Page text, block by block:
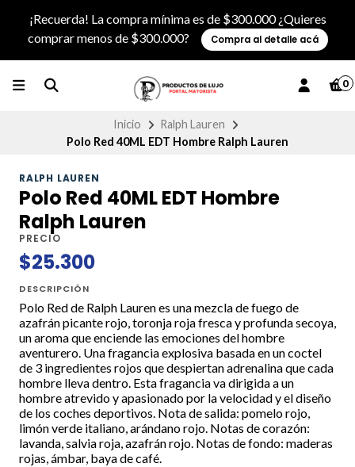
¡Recuerda! La compra mínima es de $300.000 ¿Quieres
comprar menos de $300.000?
Compra al detalle acá
0
Inicio
Ralph Lauren
Polo Red 40ML EDT Hombre Ralph Lauren
RALPH LAUREN
Polo Red 40ML EDT Hombre
Ralph Lauren
PRECIO
$25.300
DESCRIPCIÓN
Polo Red de Ralph Lauren es una mezcla de fuego de
azafrán picante rojo, toronja roja fresca y profunda secoya,
un aroma que enciende las emociones del hombre
aventurero. Una fragancia explosiva basada en un coctel
de 3 ingredientes rojos que despiertan adrenalina que cada
hombre lleva dentro. Esta fragancia va dirigida a un
hombre atrevido y apasionado por la velocidad y el diseño
de los coches deportivos. Nota de salida: pomelo rojo,
limón verde italiano, arándano rojo. Notas de corazón:
lavanda, salvia roja, azafrán rojo. Notas de fondo: maderas
rojas, ámbar, baya de café.